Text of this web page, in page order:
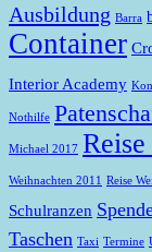
Ausbildung Barra
Container
Interior Academy
Nothilfe
Michael 2017
Weihnachten 2011 Reise
Schulranzen
Taschen Taxi Termine